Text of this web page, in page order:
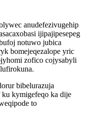
anudefezivugehip
ijipajipesepeg
notuwo jubica
bomejeqezalope yric
zofico cojysabyli
bibelurazuja
kymigefeqo ka dije
to